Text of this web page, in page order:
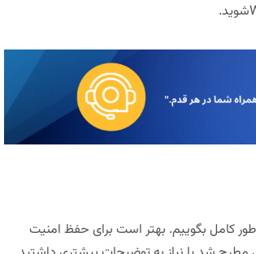
کامل بگوییم. بهتر است برای حفظ امنیت